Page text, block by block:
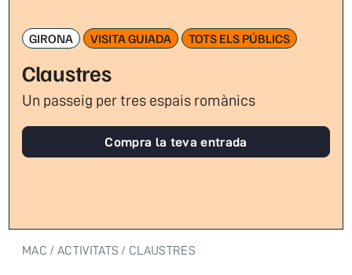
GIRONA VISITA GUIADA TOTS ELS PÚBLICS
Claustres
Un passeig per tres espais romànics
Compra la teva entrada
MAC ACTIVITATS CLAUSTRES